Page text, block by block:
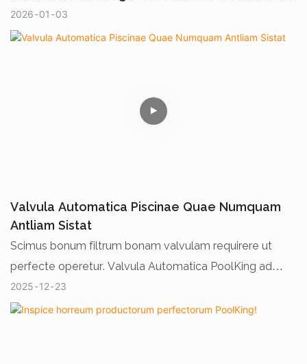
Efficientis Et Augmentationis Qualitatis.
2026 01 03
Valvula Automatica Piscinae Quae Numquam
Antliam Sistat
Scimus bonum filtrum bonam valvulam requirere ut
perfecte operetur. Valvula Automatica PoolKing ad
systemata filtrationis altae efficientiae destinata est.
Cum canalibus internis fluxus emendatis et accurata
2025 12 23